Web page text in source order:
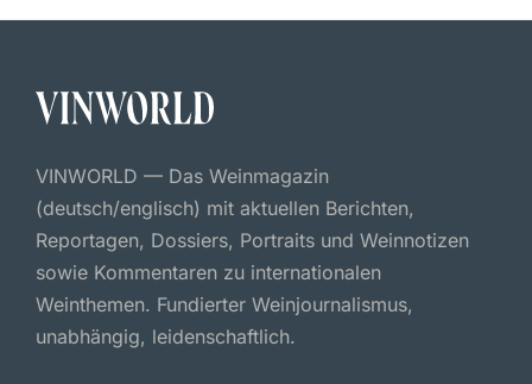
VINWORLD — Das Weinmagazin
(deutsch/englisch) mit aktuellen Berichten,
Reportagen, Dossiers, Portraits und Weinnotizen
sowie Kommentaren zu internationalen
Weinthemen. Fundierter Weinjournalismus,
unabhängig, leidenschaftlich.